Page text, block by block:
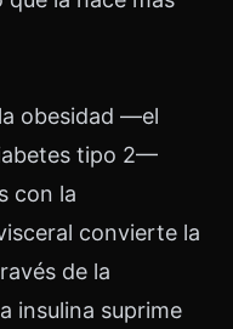
obesidad —el
tipo 2—
con la
convierte la
de la
insulina suprime